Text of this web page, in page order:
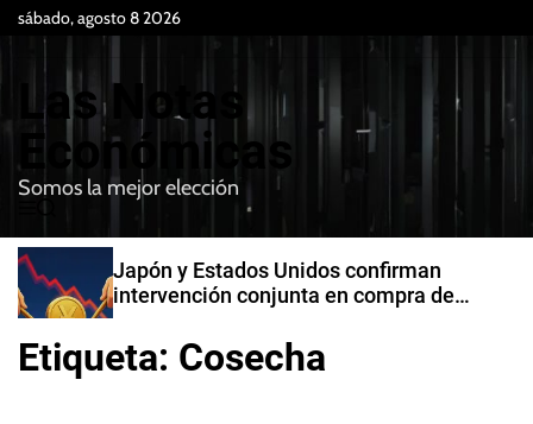
sábado, agosto 8 2026
Las Notas
Económicas
Somos la mejor elección
e
n
u
B
u
c
a
Japón y Estados Unidos confirman
intervención conjunta en compra de
Etiqueta: Cosecha